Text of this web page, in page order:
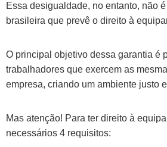
Essa desigualdade, no entanto, não
brasileira que prevê o direito à
O principal objetivo dessa garantia é
trabalhadores que exercem as
empresa, criando um ambiente justo
Mas atenção! Para ter direito à
necessários 4 requisitos: